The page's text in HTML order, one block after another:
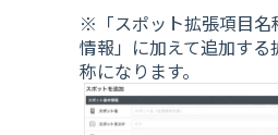
※「スポット拡張項目名
情報」に加えて追加す
称になります。